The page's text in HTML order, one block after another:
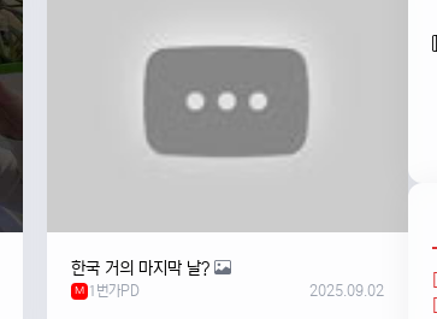
한국 거의 마지막 날?
M 1번가PD 2025.09.02